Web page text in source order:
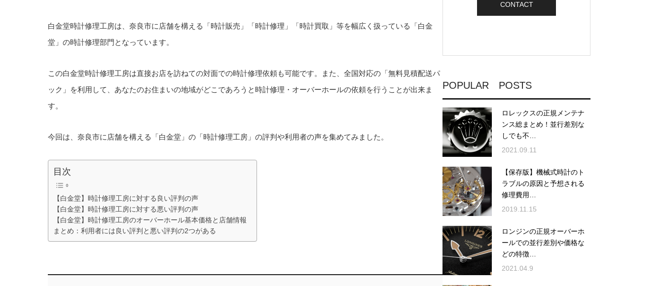
白金堂時計修理工房は、奈良市に店舗を構える「時計販売」「時計修理」「時計買取」等を幅広く扱っている「白金
堂」の時計修理部門となっています。
この白金堂時計修理工房は直接お店を訪ねての対面での時計修理依頼も可能です。また、全国対応の「無料見積配送パ
ック」を利用して、あなたのお住まいの地域がどこであろうと時計修理・オーバーホールの依頼を行うことが出来ま
す。
今回は、奈良市に店舗を構える「白金堂」の「時計修理工房」の評判や利用者の声を集めてみました。
目次
【白金堂】時計修理工房に対する良い評判の声
【白金堂】時計修理工房に対する悪い評判の声
【白金堂】時計修理工房のオーバーホール基本価格と店舗情報
まとめ：利用者には良い評判と悪い評判の2つがある
CONTACT
POPULAR POSTS
ロレックスの正規メンテナ
ンス総まとめ！並行差別な
しでも不…
2021.09.11
【保存版】機械式時計のト
ラブルの原因と予想される
修理費用…
2019.11.15
ロンジンの正規オーバーホ
ールでの並行差別や価格な
どの特徴…
2021.04.9